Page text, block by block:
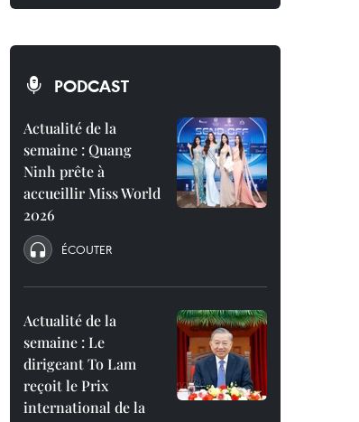
PODCAST
Actualité de la
semaine : Quang
Ninh prête à
accueillir Miss World
2026
ÉCOUTER
Actualité de la
semaine : Le
dirigeant To Lam
reçoit le Prix
international de la